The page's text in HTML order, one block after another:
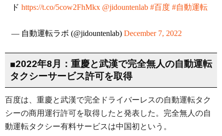
ド https://t.co/5cow2FhMkx @jidountenlab #百度 #自動運転
— 自動運転ラボ (@jidountenlab) December 7, 2022
■2022年8月：重慶と武漢で完全無人の自動運転
タクシーサービス許可を取得
百度は、重慶と武漢で完全ドライバーレスの自動運転タク
シーの商用運行許可を取得したと発表した。完全無人の自
動運転タクシー有料サービスは中国初という。